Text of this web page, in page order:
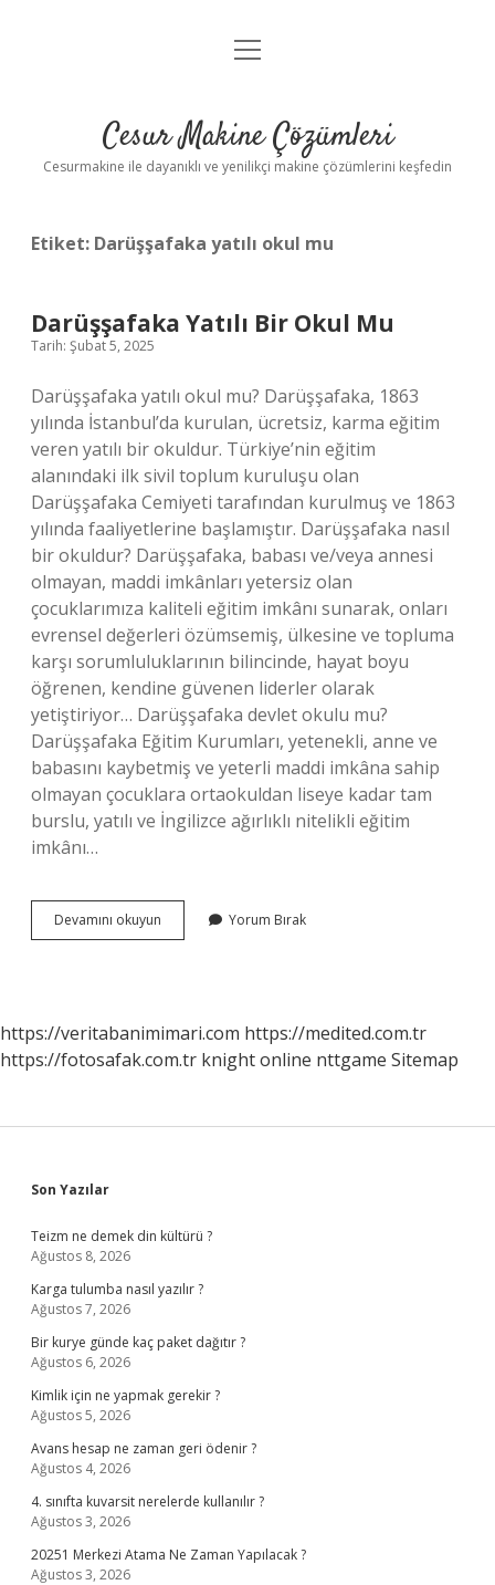
Anasayfa
Yasal Uyarı
menüyü
Cesur Makine Çözümleri
Cesurmakine ile dayanıklı ve yenilikçi makine çözümlerini keşfedin
Etiket: Darüşşafaka yatılı okul mu
Darüşşafaka Yatılı Bir Okul Mu
Tarih: Şubat 5, 2025
Darüşşafaka yatılı okul mu? Darüşşafaka, 1863
yılında İstanbul’da kurulan, ücretsiz, karma eğitim
veren yatılı bir okuldur. Türkiye’nin eğitim
alanındaki ilk sivil toplum kuruluşu olan
Darüşşafaka Cemiyeti tarafından kurulmuş ve 1863
yılında faaliyetlerine başlamıştır. Darüşşafaka nasıl
bir okuldur? Darüşşafaka, babası ve/veya annesi
olmayan, maddi imkânları yetersiz olan
çocuklarımıza kaliteli eğitim imkânı sunarak, onları
evrensel değerleri özümsemiş, ülkesine ve topluma
karşı sorumluluklarının bilincinde, hayat boyu
öğrenen, kendine güvenen liderler olarak
yetiştiriyor… Darüşşafaka devlet okulu mu?
Darüşşafaka Eğitim Kurumları, yetenekli, anne ve
babasını kaybetmiş ve yeterli maddi imkâna sahip
olmayan çocuklara ortaokuldan liseye kadar tam
burslu, yatılı ve İngilizce ağırlıklı nitelikli eğitim
imkânı…
Devamını okuyun Darüşşafaka
Yatılı
Yorum Bırak
https://veritabanimimari.com https://medited.com.tr
https://fotosafak.com.tr knight online nttgame Sitemap
Sidebar
Son Yazılar
Teizm ne demek din kültürü ?
Ağustos 8, 2026
Karga tulumba nasıl yazılır ?
Ağustos 7, 2026
Bir kurye günde kaç paket dağıtır ?
Ağustos 6, 2026
Kimlik için ne yapmak gerekir ?
Ağustos 5, 2026
Avans hesap ne zaman geri ödenir ?
Ağustos 4, 2026
4. sınıfta kuvarsit nerelerde kullanılır ?
Ağustos 3, 2026
20251 Merkezi Atama Ne Zaman Yapılacak ?
Ağustos 3, 2026